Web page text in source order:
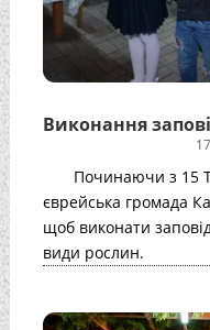
Виконання
Починаючи з 15
єврейська громада
щоб виконати
види рослин.